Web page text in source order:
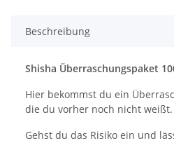
Beschreibung
Shisha Überraschungspaket
Hier bekommst du ein
die du vorher noch nicht weißt.
Gehst du das Risiko ein und